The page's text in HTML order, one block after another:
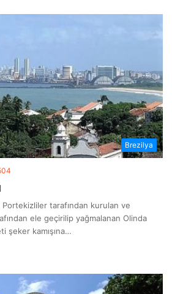
Brezilya
Portekizliler tarafından kurulan ve
ele geçirilip yağmalanan Olinda
şeker kamışına…